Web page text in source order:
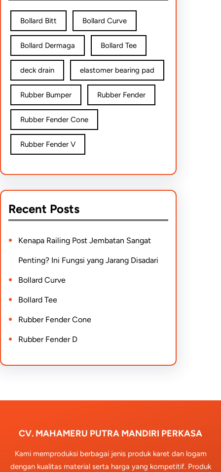
Bollard Bitt Bollard Curve
Bollard Dermaga Bollard Tee
deck drain elastomer bearing pad
Rubber Bumper Rubber Fender
Rubber Fender Cone
Rubber Fender V
Recent Posts
Kenapa Railing Post Jembatan Sangat
Penting? Ini Fungsi yang Jarang Disadari
Bollard Curve
Bollard Tee
Rubber Fender Cone
Rubber Fender D
CV. MAHAMERU PUTRA MANDIRI PERKASA
Kami memproduksi berbagai jenis produk karet dan logam
dengan kualitas material serta harga yang kompetitif. Produk